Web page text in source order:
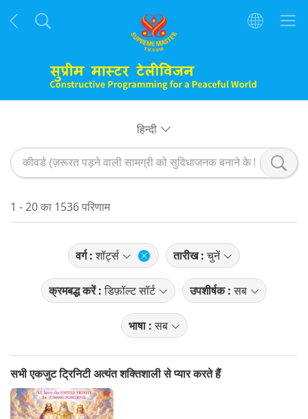
हिन्दी
1 - 20 का 1536 परिणाम
वर्ग :शॉर्ट्स तारीख :चुनें
क्रमबद्ध करें :डिफ़ॉल्ट सॉर्ट उपशीर्षक :सब
भाषा :सब
सभी एकजुट ट्रिनिटी अत्यंत शक्तिशाली से प्यार करते हैं